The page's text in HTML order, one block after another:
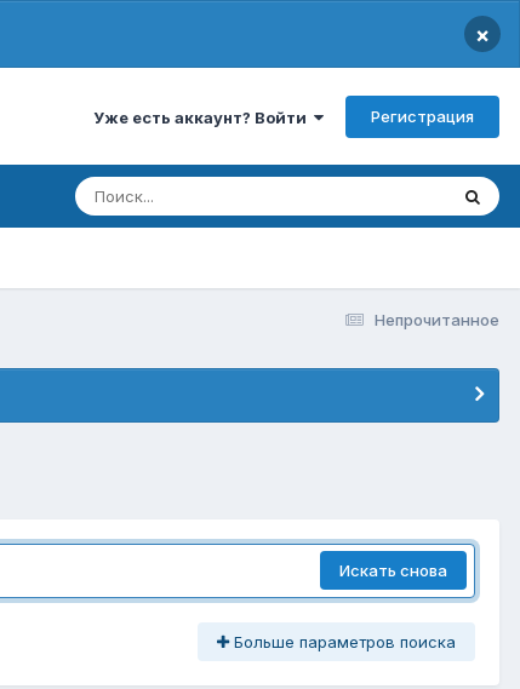
×
Уже есть аккаунт? Войти Регистрация
Непрочитанное
Искать снова
Больше параметров поиска